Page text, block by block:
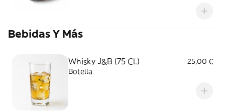
Bebidas Y Más
Whisky J&B (75 Cl.)
25,00 €
Botella